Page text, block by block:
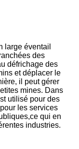
large éventail
des
défrichage des
et déplacer le
il peut gérer
mines. Dans
utilisé pour des
les services
qui en
industries.